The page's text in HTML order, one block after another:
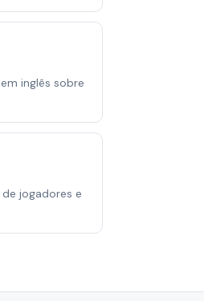
inglês sobre
jogadores e
Cruzeiro EC